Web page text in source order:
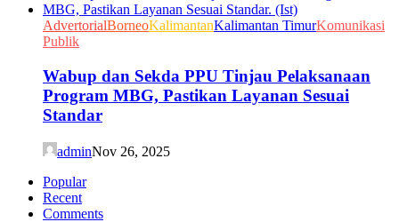
AdvertorialBorneoKalimantanKalimantan TimurKomunikasi
Publik
Wabup dan Sekda PPU Tinjau Pelaksanaan
Program MBG, Pastikan Layanan Sesuai
Standar
adminNov 26, 2025
Popular
Recent
Comments